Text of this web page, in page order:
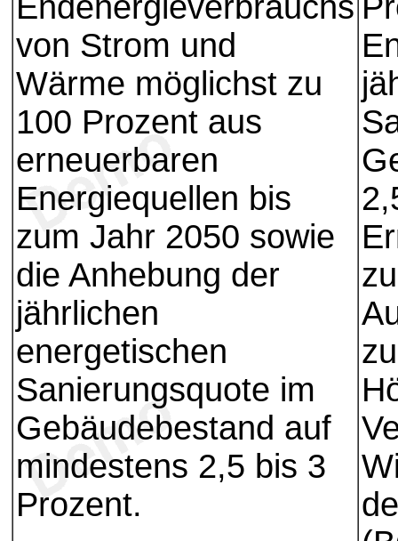
von Strom und
Wärme möglichst zu
100 Prozent aus
erneuerbaren
Energiequellen bis
zum Jahr 2050 sowie
die Anhebung der
jährlichen
energetischen
Sanierungsquote im
Gebäudebestand auf
mindestens 2,5 bis 3
Prozent.